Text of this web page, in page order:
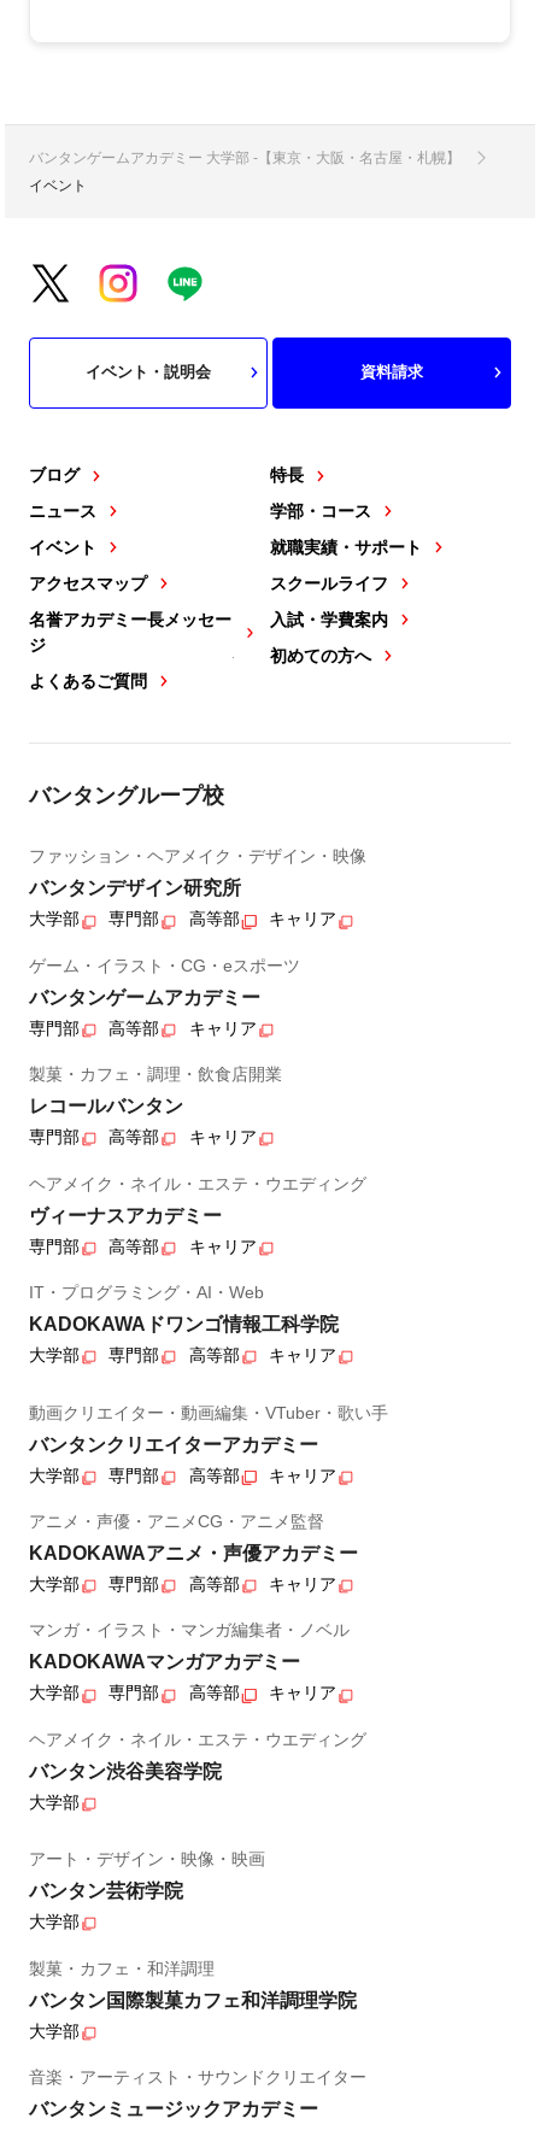
バンタンゲームアカデミー 大学部 -【東京・大阪・名古屋・札幌】
イベント
ブログ
ニュース
イベント
アクセスマップ
名誉アカデミー長メッセー
ジ
よくあるご質問
特長
学部・コース
就職実績・サポート
スクールライフ
入試・学費案内
初めての方へ
イベント・説明会 資料請求
バンタングループ校
ファッション・ヘアメイク・デザイン・映像
バンタンデザイン研究所
大学部 専門部 高等部 キャリア
ゲーム・イラスト・CG・eスポーツ
バンタンゲームアカデミー
専門部 高等部 キャリア
製菓・カフェ・調理・飲食店開業
レコールバンタン
専門部 高等部 キャリア
ヘアメイク・ネイル・エステ・ウエディング
ヴィーナスアカデミー
専門部 高等部 キャリア
IT・プログラミング・AI・Web
KADOKAWAドワンゴ情報工科学院
大学部 専門部 高等部 キャリア
動画クリエイター・動画編集・VTuber・歌い手
バンタンクリエイターアカデミー
大学部 専門部 高等部 キャリア
アニメ・声優・アニメCG・アニメ監督
KADOKAWAアニメ・声優アカデミー
大学部 専門部 高等部 キャリア
マンガ・イラスト・マンガ編集者・ノベル
KADOKAWAマンガアカデミー
大学部 専門部 高等部 キャリア
ヘアメイク・ネイル・エステ・ウエディング
バンタン渋谷美容学院
大学部
アート・デザイン・映像・映画
バンタン芸術学院
大学部
製菓・カフェ・和洋調理
バンタン国際製菓カフェ和洋調理学院
大学部
音楽・アーティスト・サウンドクリエイター
バンタンミュージックアカデミー